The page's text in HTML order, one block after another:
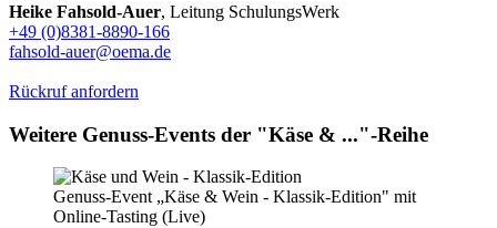
Heike Fahsold-Auer, Leitung SchulungsWerk
+49 (0)8381-8890-166
fahsold-auer@oema.de
Rückruf anfordern
Weitere Genuss-Events der "Käse & ..."-Reihe
Genuss-Event „Käse & Wein - Klassik-Edition" mit
Online-Tasting (Live)